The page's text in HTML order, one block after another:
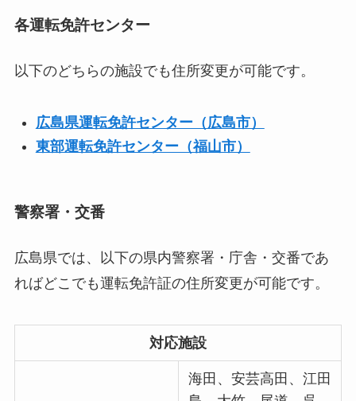
各運転免許センター
以下のどちらの施設でも住所変更が可能です。
広島県運転免許センター（広島市）
東部運転免許センター（福山市）
警察署・交番
広島県では、以下の県内警察署・庁舎・交番であ
ればどこでも運転免許証の住所変更が可能です。
対応施設
海田、安芸高田、江田